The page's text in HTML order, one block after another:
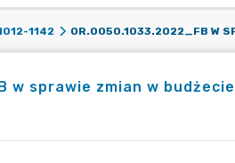
1142
w sprawie zmian w